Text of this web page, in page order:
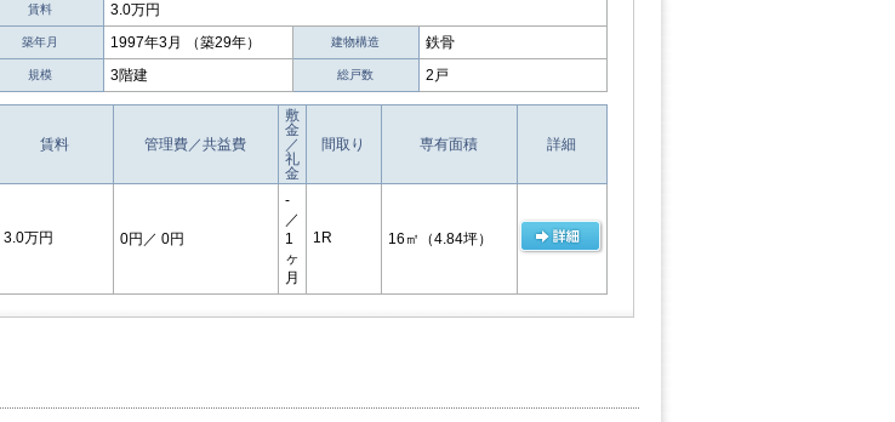
賃料 3.0万円
築年月 1997年3月 （築29年） 建物構造 鉄骨
規模 3階建 総戸数 2戸
賃料 管理費／共益費
敷
金
／
礼
金
間取り 専有面積 詳細
3.0万円 0円 ／ 0円
-
／
1
ヶ
月
1R 16㎡ （4.84坪）